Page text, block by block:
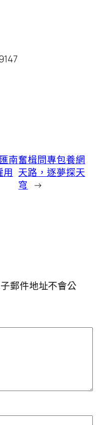
南
用
奮楫問專包養網
天路，逐夢探天
穹 →
郵件地址不會公